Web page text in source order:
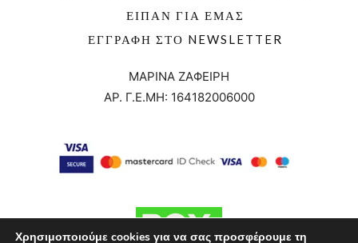
ΕΊΠΑΝ ΓΙΑ ΕΜΆΣ
ΕΓΓΡΑΦΉ ΣΤΟ NEWSLETTER
ΜΑΡΙΝΑ ΖΑΦΕΙΡΗ
ΑΡ. Γ.Ε.ΜΗ: 164182006000
Χρησιμοποιούμε cookies για να σας προσφέρουμε τη